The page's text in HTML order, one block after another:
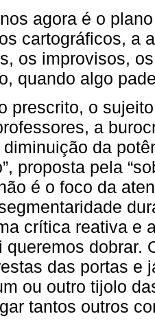
agora é o
cartográficos, a
os improvisos,
quando algo
prescrito, o
a
da
proposta pela
é o foco da
crítica reativa e
queremos dobrar.
das portas e
ou outro tijolo
tantos outros